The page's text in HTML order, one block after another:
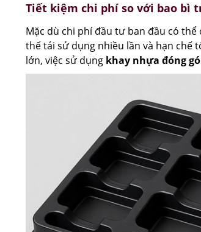
Tiết kiệm chi phí so với bao bì
Mặc dù chi phí đầu tư ban đầu có
thể tái sử dụng nhiều lần và hạn chế
lớn, việc sử dụng khay nhựa đóng